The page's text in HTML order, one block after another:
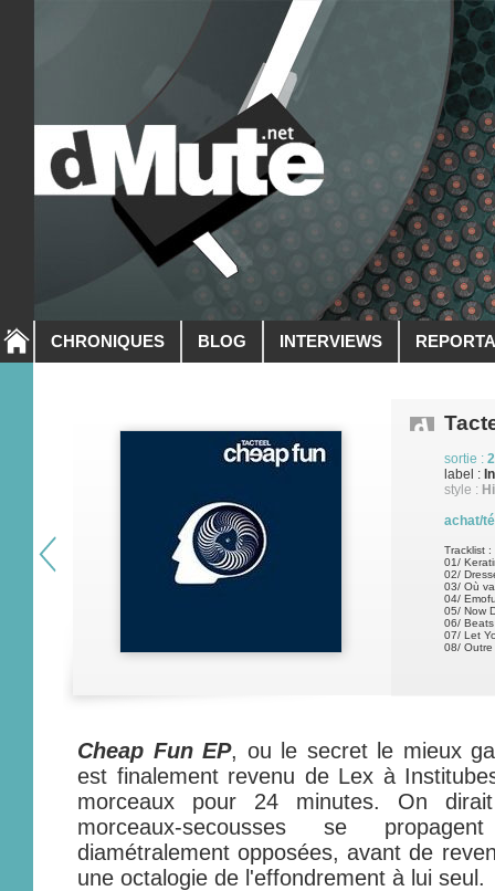
CHRONIQUES BLOG INTERVIEWS
sortie :
label :
style :
achat/
Tracklist :
01/
02/
03/ Où
04/
05/ Now
06/
07/ Let
08/ Outre
Cheap Fun EP, ou le secret le mieux
est finalement revenu de Lex à
morceaux pour 24 minutes. On
morceaux-secousses se
diamétralement opposées, avant de
une octalogie de l'effondrement à lui seul.